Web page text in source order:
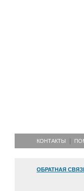
КОНТАКТЫ
ОБРАТНАЯ